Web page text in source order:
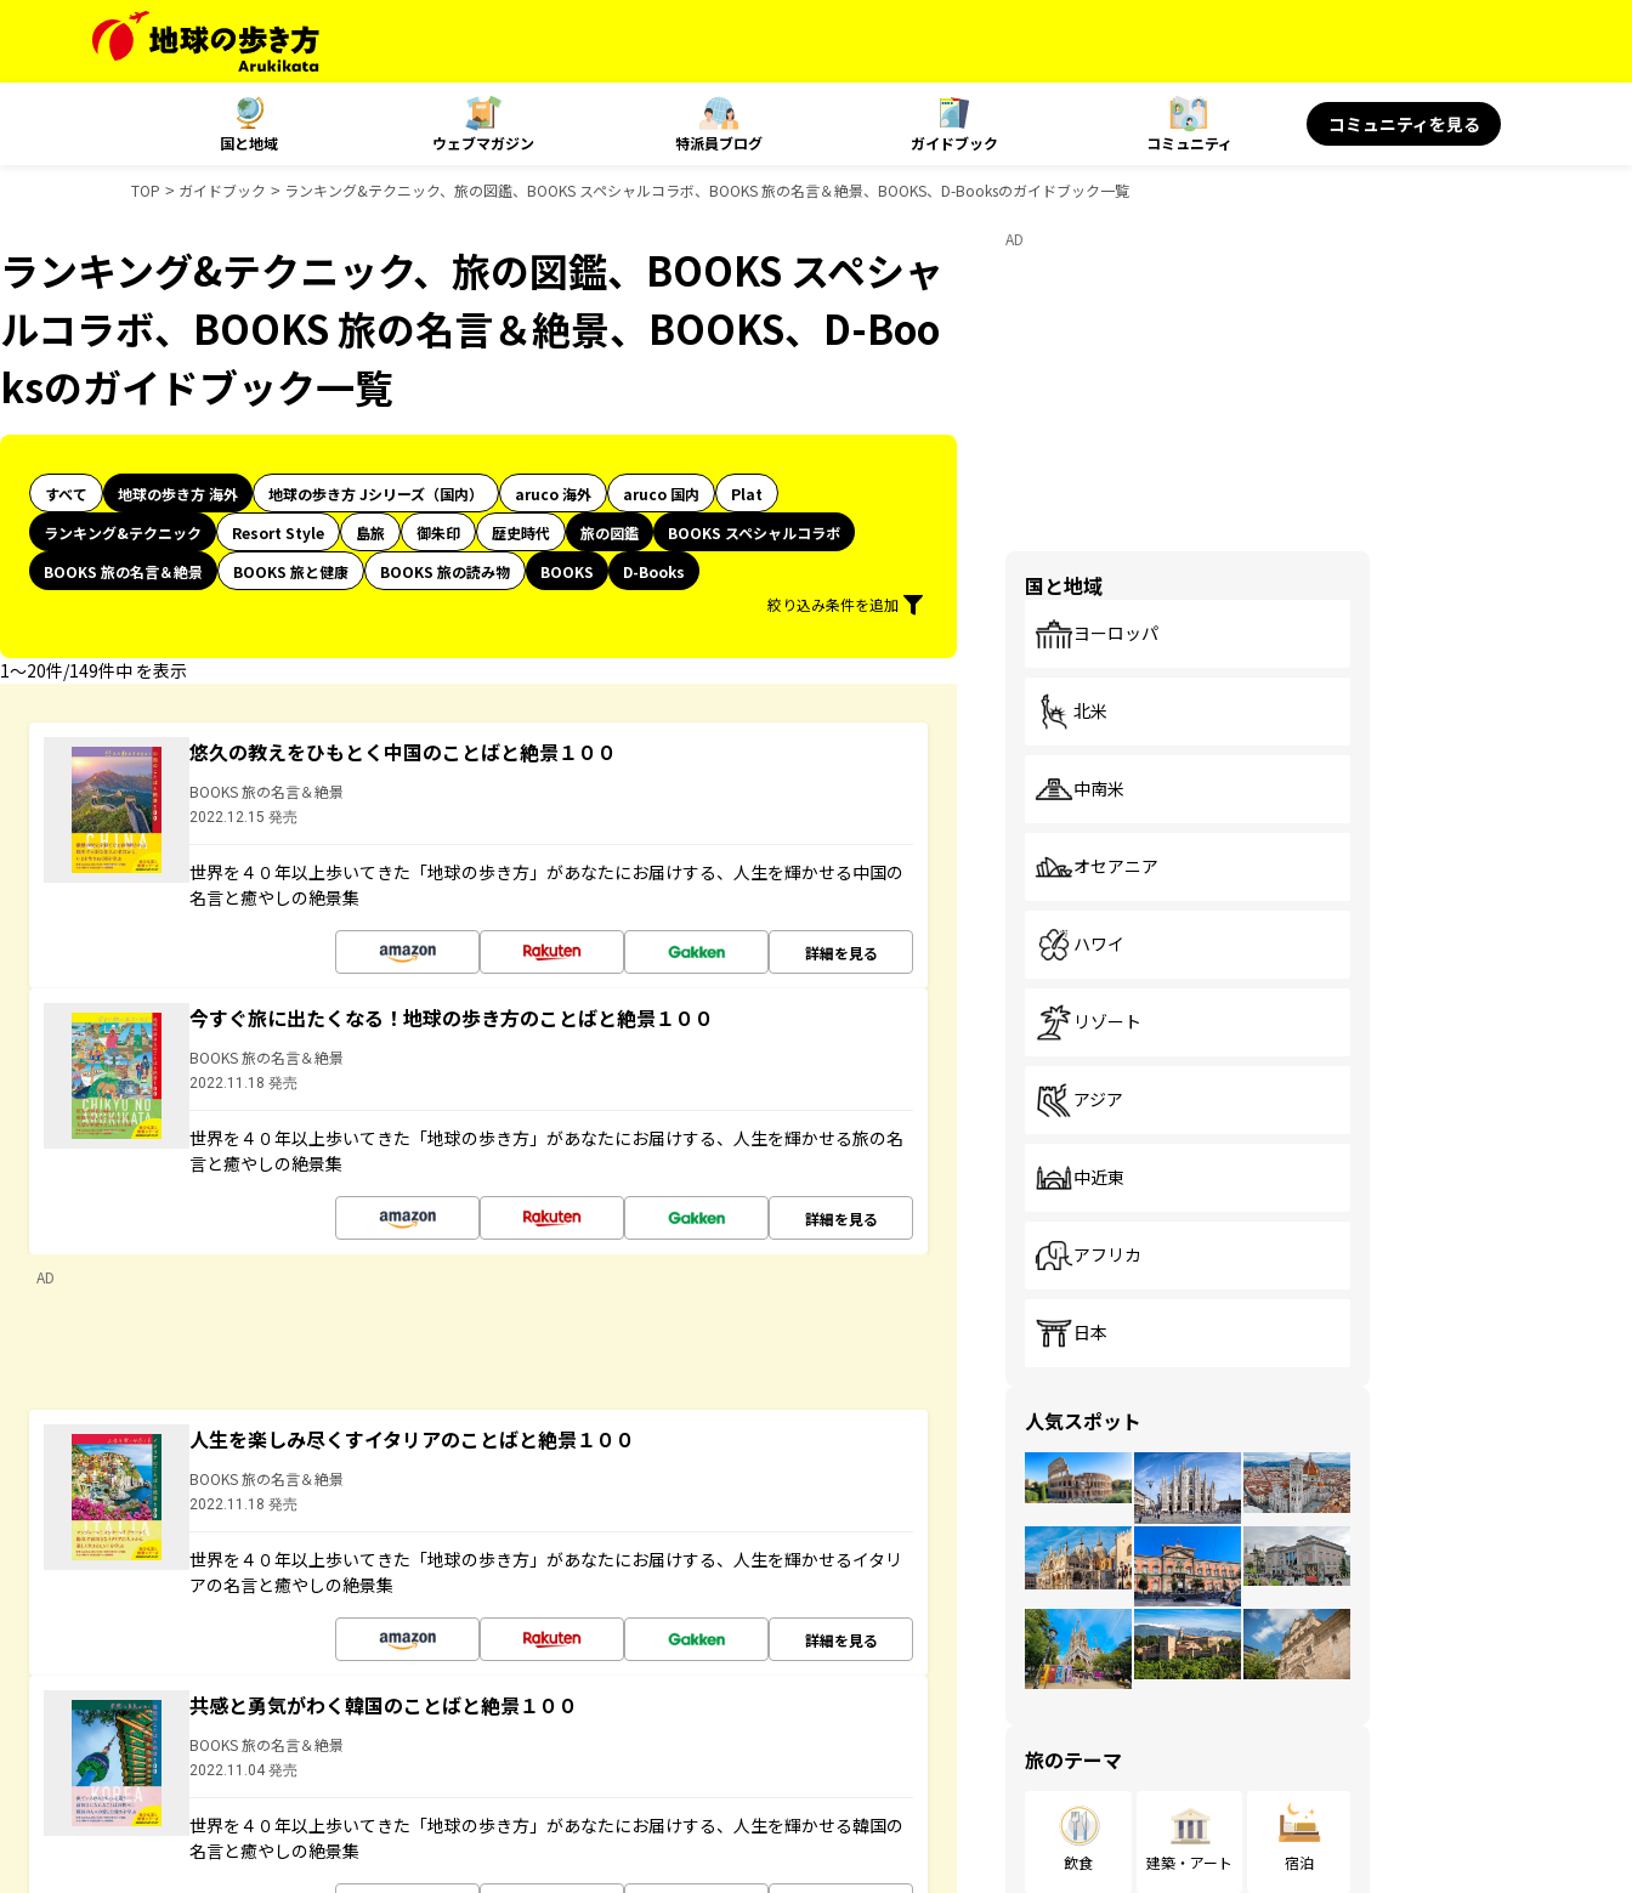
国と地域 ウェブマガジン 特派員ブログ ガイドブック コミュニティ
コミュニティを見る
TOP ガイドブック ランキング&テクニック、旅の図鑑、BOOKS スペシャルコラボ、BOOKS 旅の名言＆絶景、BOOKS、D-Booksのガイドブック一覧
ランキング&テクニック、旅の図鑑、BOOKS スペシャ
ルコラボ、BOOKS 旅の名言＆絶景、BOOKS、D-Boo
ksのガイドブック一覧
すべて 地球の歩き方 海外 地球の歩き方 Jシリーズ（国内） aruco 海外 aruco 国内
Plat
ランキング&テクニック
Resort Style 島旅 御朱印 歴史時代 旅の図鑑
BOOKS スペシャルコラボ
BOOKS 旅の名言＆絶景
BOOKS 旅と健康 BOOKS 旅の読み物 BOOKS
D-Books
絞り込み条件を追加
1〜20件/149件中 を表示
悠久の教えをひもとく中国のことばと絶景１００
BOOKS 旅の名言＆絶景
2022.12.15 発売
世界を４０年以上歩いてきた「地球の歩き方」があなたにお届けする、人生を輝かせる中国の
名言と癒やしの絶景集
詳細を見る
今すぐ旅に出たくなる！地球の歩き方のことばと絶景１００
BOOKS 旅の名言＆絶景
2022.11.18 発売
世界を４０年以上歩いてきた「地球の歩き方」があなたにお届けする、人生を輝かせる旅の名
言と癒やしの絶景集
詳細を見る
AD
人生を楽しみ尽くすイタリアのことばと絶景１００
BOOKS 旅の名言＆絶景
2022.11.18 発売
世界を４０年以上歩いてきた「地球の歩き方」があなたにお届けする、人生を輝かせるイタリ
アの名言と癒やしの絶景集
詳細を見る
共感と勇気がわく韓国のことばと絶景１００
BOOKS 旅の名言＆絶景
2022.11.04 発売
世界を４０年以上歩いてきた「地球の歩き方」があなたにお届けする、人生を輝かせる韓国の
名言と癒やしの絶景集
AD
国と地域
ヨーロッパ
北米
中南米
オセアニア
ハワイ
リゾート
アジア
中近東
アフリカ
日本
人気スポット
旅のテーマ
飲食 建築・アート 宿泊